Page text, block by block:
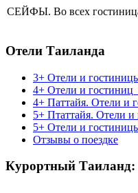
СЕЙФЫ. Во всех
Отели Таиланда
3+ Отели и
4+ Отели и
4+ Паттайя. Отели и
5+ Птаттайя. Отели
5+ Отели и
Отзывы о поездке
Курортный Таиланд: